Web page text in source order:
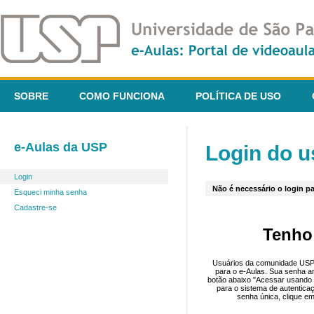
SOBRE COMO FUNCIONA POLÍTICA DE USO
e-Aulas da USP
Login
Esqueci minha senha
Cadastre-se
Login do
Não é necessário o login
Usuários da comunidade
para o e-Aulas. Sua senha
botão abaixo "Acessar
para o sistema de
senha única, clique